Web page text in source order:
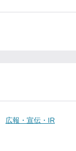
広報・宣伝・IR